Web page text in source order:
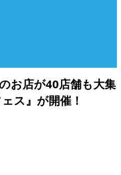
お店が40店舗も大集
ス』が開催！